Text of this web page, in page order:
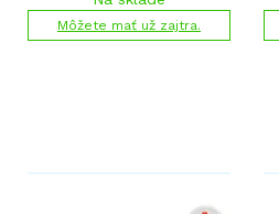
Môžete mať už zajtra.